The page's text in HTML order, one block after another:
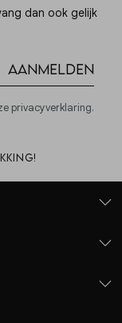
dan ook gelijk
Aanmelden
privacyverklaring.